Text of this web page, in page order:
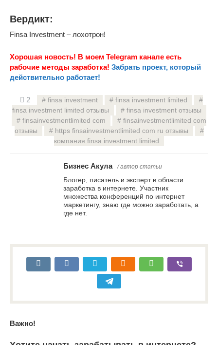
Вердикт:
Finsa Investment – лохотрон!
Хорошая новость! В моем Telegram канале есть
рабочие методы заработка! Забрать проект, который
действительно работает!
2 finsa investment
finsa investment limited
finsa investment limited отзывы
finsa investment отзывы
finsainvestmentlimited com
finsainvestmentlimited com
отзывы
https finsainvestmentlimited com ru отзывы
компания finsa investment limited
Бизнес Акула / автор статьи
Блогер, писатель и эксперт в области
заработка в интернете. Участник
множества конференций по интернет
маркетингу, знаю где можно заработать, а
где нет.
Важно!